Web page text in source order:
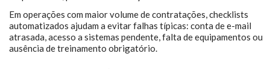
Em operações com maior volume de contratações, checklists
automatizados ajudam a evitar falhas típicas: conta de e-mail
atrasada, acesso a sistemas pendente, falta de equipamentos ou
ausência de treinamento obrigatório.